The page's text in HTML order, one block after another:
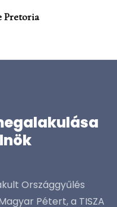
Pretoria
Országgyűlés
Pétert, a TISZA